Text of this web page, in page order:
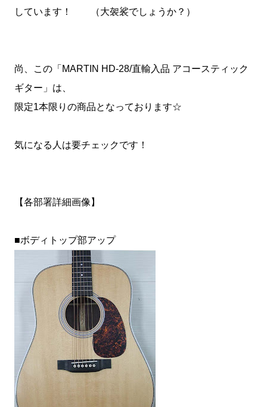
しています！ （大袈裟でしょうか？）
尚、この「MARTIN HD-28/直輸入品 アコースティック
ギター」は、
限定1本限りの商品となっております☆
気になる人は要チェックです！
【各部署詳細画像】
■ボディトップ部アップ